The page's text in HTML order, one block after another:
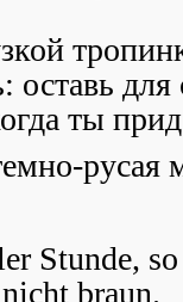
для
ты
русая
Stunde,
braun.